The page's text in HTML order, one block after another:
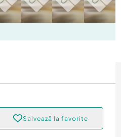
Salvează la favorite